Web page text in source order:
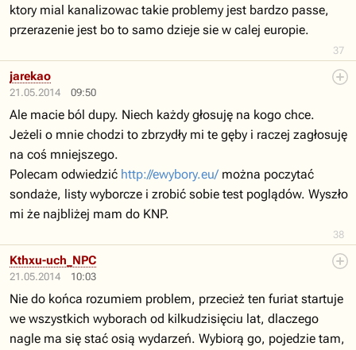
37
ktory mial kanalizowac takie problemy jest bardzo passe,
przerazenie jest bo to samo dzieje sie w calej europie.
21.05.2014 09:50
38
jarekao
Ale macie ból dupy. Niech każdy głosuję na kogo chce.
Jeżeli o mnie chodzi to zbrzydły mi te gęby i raczej zagłosuję
na coś mniejszego.
Polecam odwiedzić http://ewybory.eu/ można poczytać
sondaże, listy wyborcze i zrobić sobie test poglądów. Wyszło
mi że najbliżej mam do KNP.
21.05.2014 10:03
Kthxu-uch_NPC
Nie do końca rozumiem problem, przecież ten furiat startuje
we wszystkich wyborach od kilkudzisięciu lat, dlaczego
nagle ma się stać osią wydarzeń. Wybiorą go, pojedzie tam,